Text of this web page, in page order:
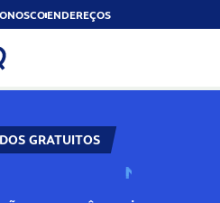
ENDEREÇOS
GRATUITOS
N